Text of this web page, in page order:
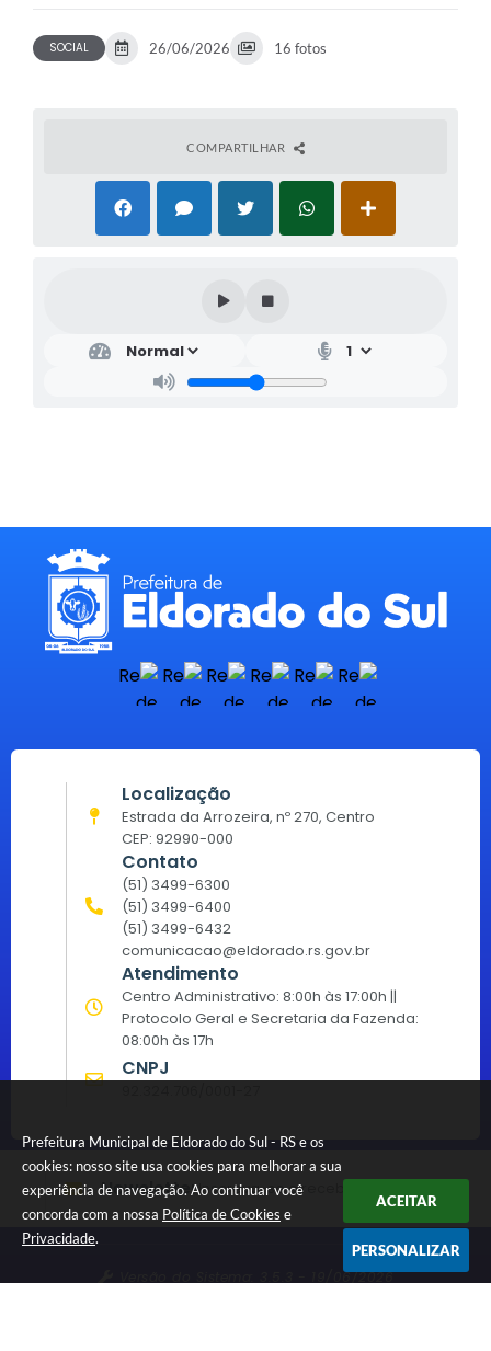
Prefeitura Municipal de Eldorado do Sul - RS e os
cookies: nosso site usa cookies para melhorar a sua
experiência de navegação. Ao continuar você
concorda com a nossa Política de Cookies e
Privacidade.
ACEITAR
PERSONALIZAR
SOCIAL 26/06/2026 16 fotos
COMPARTILHAR
NewsletterInscreva-se e receba informativos
Localização
Estrada da Arrozeira, nº 270, Centro
CEP: 92990-000
Contato
(51) 3499-6300
(51) 3499-6400
(51) 3499-6432
comunicacao@eldorado.rs.gov.br
Atendimento
Centro Administrativo: 8:00h às 17:00h ||
Protocolo Geral e Secretaria da Fazenda:
08:00h às 17h
CNPJ
3.5.3 - 19/06/2026